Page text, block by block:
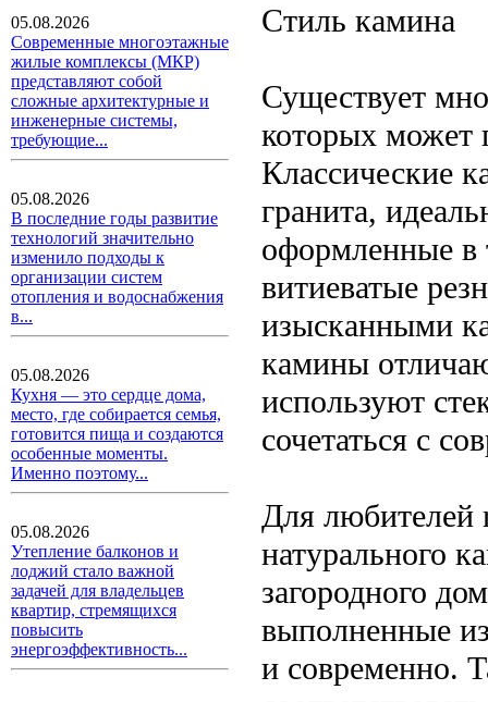
05.08.2026
Современные многоэтажные
жилые комплексы (МКР)
представляют собой
сложные архитектурные и
инженерные системы,
требующие...
05.08.2026
В последние годы развитие
технологий значительно
изменило подходы к
организации систем
отопления и водоснабжения
в...
05.08.2026
Кухня — это сердце дома,
место, где собирается семья,
готовится пища и создаются
особенные моменты.
Именно поэтому...
05.08.2026
Утепление балконов и
лоджий стало важной
задачей для владельцев
квартир, стремящихся
повысить
энергоэффективность...
Стиль камина
Существует
которых может
Классические
гранита,
оформленные в
витиеватые
изысканными
камины
используют
сочетаться с
Для любителей
натурального
загородного
выполненные
и современно.